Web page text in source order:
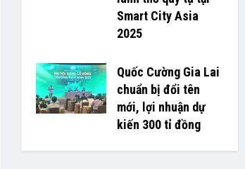
Smart City Asia
2025
Quốc Cường Gia Lai
chuẩn bị đổi tên
mới, lợi nhuận dự
kiến 300 tỉ đồng